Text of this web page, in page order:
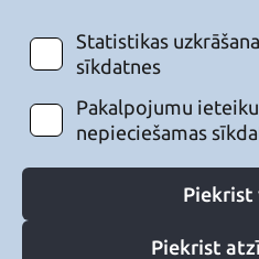
Statistikas
sīkdatnes
Pakalpojumu
nepieciešamas
Piekrist
Piekrist